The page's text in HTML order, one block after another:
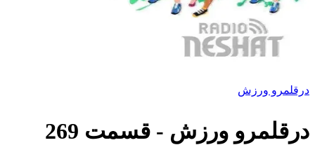
درقلمرو ورزش
درقلمرو ورزش - قسمت 269